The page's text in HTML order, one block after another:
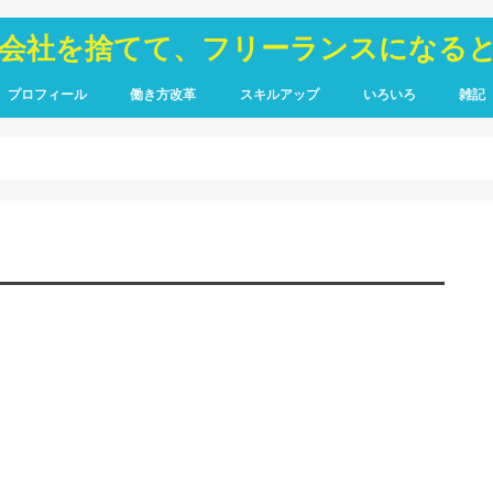
社を捨てて、フリーランスになる
プロフィール 働き方改革 スキルアップ いろいろ 雑記